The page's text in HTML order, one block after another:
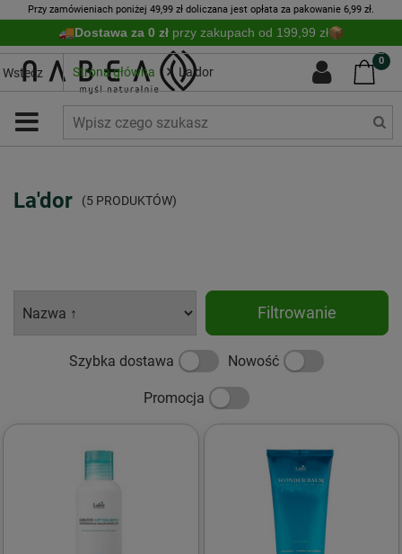
Przy zamówieniach poniżej 49,99 zł doliczana jest opłata za pakowanie 6,99 zł.
Dostawa za 0 zł przy zakupach od 199,99 zł
0
Wstecz Strona główna La'dor
La'dor (5 PRODUKTÓW)
Filtrowanie
Szybka dostawa Nowość
Promocja